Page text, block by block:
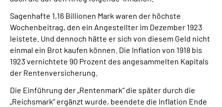
Sagenhafte 1,16 Billionen Mark waren der höchste
Wochenbeitrag, den ein Angestellter im Dezember 1923
leistete. Und dennoch hätte er sich von diesem Geld nicht
einmal ein Brot kaufen können. Die Inflation von 1918 bis
1923 vernichtete 90 Prozent des angesammelten Kapitals
der Rentenversicherung.
Die Einführung der „Rentenmark“ die später durch die
„Reichsmark“ ergänzt wurde, beendete die Inflation Ende